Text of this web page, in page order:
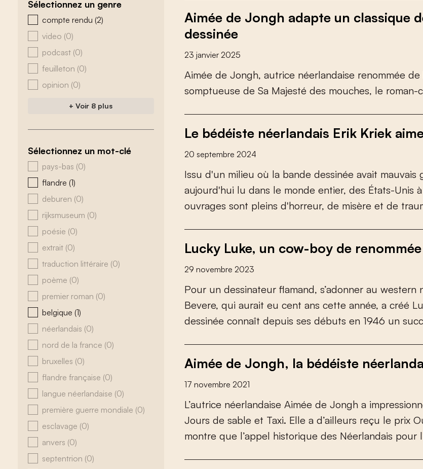
Sélectionnez un genre
zoeken - genre
compte rendu (2)
video (0)
podcast (0)
feuilleton (0)
opinion (0)
+ Voir 8 plus
Sélectionnez un mot-clé
zoeken - tags
pays-bas (0)
flandre (1)
deburen (0)
rijksmuseum (0)
poésie (0)
extrait (0)
traduction littéraire (0)
poème (0)
premier roman (0)
belgique (1)
néerlandais (0)
nord de la france (0)
bruxelles (0)
flandre française (0)
langue néerlandaise (0)
première guerre mondiale (0)
esclavage (0)
anvers (0)
septentrion (0)
Aimée de Jongh adapte un classique
dessinée
23 janvier 2025
Aimée de Jongh, autrice néerlandaise renommée de
somptueuse de Sa Majesté des mouches, le roman-c
Le bédéiste néerlandais Erik Kriek
20 septembre 2024
Issu d'un milieu où la bande dessinée avait mauvais
aujourd'hui lu dans le monde entier, des États-Unis à
ouvrages sont pleins d'horreur, de misère et de trau
Lucky Luke, un cow-boy de
29 novembre 2023
Pour un dessinateur famand, s’adonner au western
Bevere, qui aurait eu cent ans cette année, a créé Lu
dessinée connaît depuis ses débuts en 1946 un succ
Aimée de Jongh, la bédéiste
17 novembre 2021
L’autrice néerlandaise Aimée de Jongh a impressionn
Jours de sable et Taxi. Elle a d’ailleurs reçu le prix O
montre que l’appel historique des Néerlandais pour l